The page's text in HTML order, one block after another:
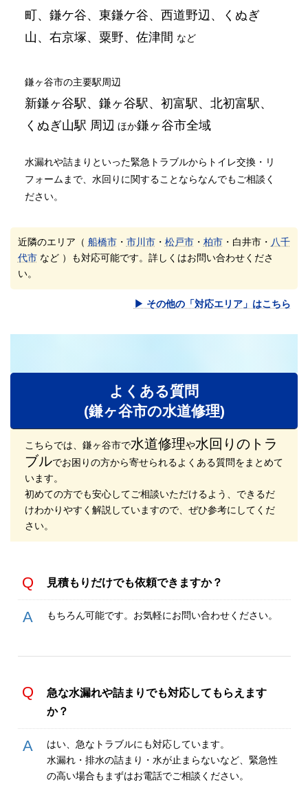
町、鎌ケ谷、東鎌ケ谷、西道野辺、くぬぎ
山、右京塚、粟野、佐津間 など
鎌ヶ谷市の主要駅周辺
新鎌ヶ谷駅、鎌ヶ谷駅、初富駅、北初富駅、
くぬぎ山駅 周辺 ほか鎌ヶ谷市全域
水漏れや詰まりといった緊急トラブルからトイレ交換・リ
フォームまで、水回りに関することならなんでもご相談く
ださい。
近隣のエリア（ 船橋市・ 市川市・ 松戸市・ 柏市・白井市・ 八千
代市など ）も対応可能です。詳しくはお問い合わせくださ
い。
▶ その他の「対応エリア」はこちら
よくある質問
(鎌ヶ谷市の水道修理)
こちらでは、鎌ヶ谷市で水道修理や水回りのトラ
ブルでお困りの方から寄せられるよくある質問をまとめて
います。
初めての方でも安心してご相談いただけるよう、できるだ
けわかりやすく解説していますので、ぜひ参考にしてくだ
さい。
見積もりだけでも依頼できますか？
もちろん可能です。お気軽にお問い合わせください。
急な水漏れや詰まりでも対応してもらえます
か？
はい、急なトラブルにも対応しています。
水漏れ・排水の詰まり・水が止まらないなど、緊急性
の高い場合もまずはお電話でご相談ください。